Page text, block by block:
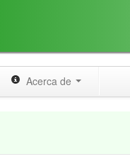
Acerca de